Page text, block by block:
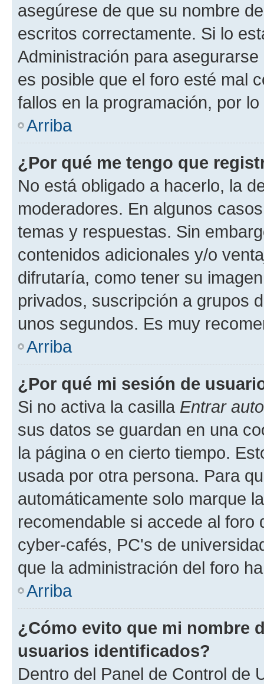
asegúrese de que su nombre
escritos correctamente. Si lo
Administración para
es posible que el foro esté mal
fallos en la programación, por
Arriba
¿Por qué me tengo que
No está obligado a hacerlo, la
moderadores. En algunos
temas y respuestas. Sin
contenidos adicionales y/o
difrutaría, como tener su
privados, suscripción a grupos
unos segundos. Es muy
Arriba
¿Por qué mi sesión de
Si no activa la casilla Entrar
sus datos se guardan en una
la página o en cierto tiempo.
usada por otra persona. Para
automáticamente solo marque
recomendable si accede al foro
cyber-cafés, PC's de
que la administración del foro
Arriba
¿Cómo evito que mi nombre
usuarios identificados?
Dentro del Panel de Control de